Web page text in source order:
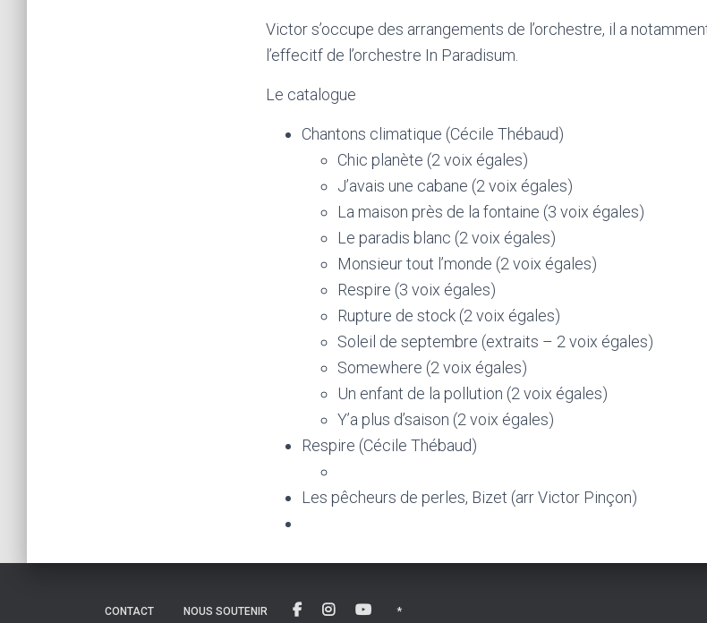
Victor s’occupe des arrangements de l’orchestre, il a
l’effecitf de l’orchestre In Paradisum.
Le catalogue
Chantons climatique (Cécile Thébaud)
Chic planète (2 voix égales)
J’avais une cabane (2 voix égales)
La maison près de la fontaine (3 voix égales)
Le paradis blanc (2 voix égales)
Monsieur tout l’monde (2 voix égales)
Respire (3 voix égales)
Rupture de stock (2 voix égales)
Soleil de septembre (extraits – 2 voix égales)
Somewhere (2 voix égales)
Un enfant de la pollution (2 voix égales)
Y’a plus d’saison (2 voix égales)
Respire (Cécile Thébaud)
Les pêcheurs de perles, Bizet (arr Victor Pinçon)
CONTACT NOUS SOUTENIR *